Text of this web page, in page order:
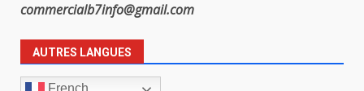
commercialb7info@gmail.com
AUTRES LANGUES